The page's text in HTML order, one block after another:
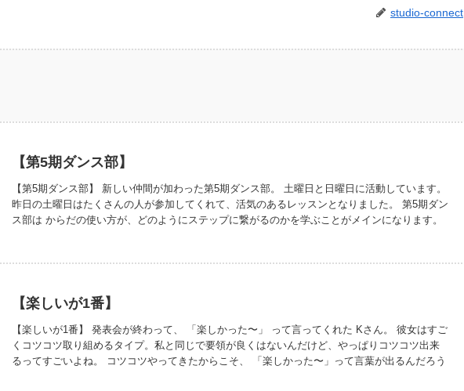
studio-connect
【第5期ダンス部】
【第5期ダンス部】 新しい仲間が加わった第5期ダンス部。 土曜日と日曜日に活動しています。
昨日の土曜日はたくさんの人が参加してくれて、活気のあるレッスンとなりました。 第5期ダン
ス部は からだの使い方が、どのようにステップに繋がるのかを学ぶことがメインになります。
ことがない人でも、身体を進化させたい人には、参加することを強くオススメしたいです。 今
が、他のスタジオには無い、当スタジオらしい光景ですね。
【楽しいが1番】
【楽しいが1番】 発表会が終わって、 「楽しかった〜」 って言ってくれた Kさん。 彼女はすご
くコツコツ取り組めるタイプ。私と同じで要領が良くはないんだけど、やっぱりコツコツ出来
るってすごいよね。 コツコツやってきたからこそ、 「楽しかった〜」って言葉が出るんだろう